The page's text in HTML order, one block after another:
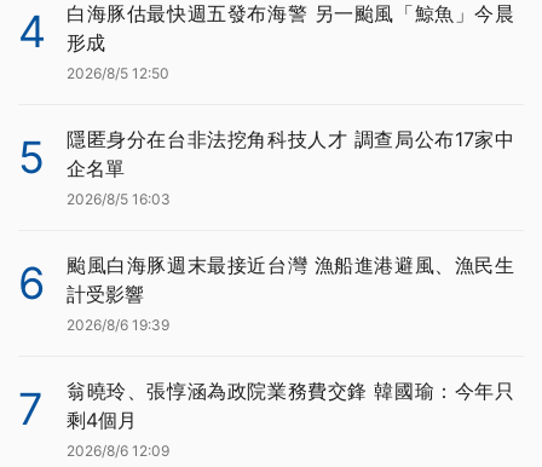
4
白海豚估最快週五發布海警 另一颱風「鯨魚」今晨
形成
2026/8/5 12:50
5
隱匿身分在台非法挖角科技人才 調查局公布17家中
企名單
2026/8/5 16:03
6
颱風白海豚週末最接近台灣 漁船進港避風、漁民生
計受影響
2026/8/6 19:39
7
翁曉玲、張惇涵為政院業務費交鋒 韓國瑜：今年只
剩4個月
2026/8/6 12:09